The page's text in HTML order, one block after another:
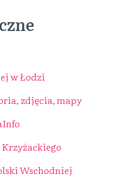
w Łodzi
zdjęcia, mapy
Wschodniej